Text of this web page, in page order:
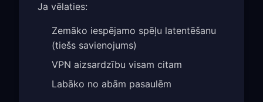
Ja vēlaties:
Zemāko iespējamo spēļu latentēšanu
(tiešs savienojums)
VPN aizsardzību visam citam
Labāko no abām pasaulēm